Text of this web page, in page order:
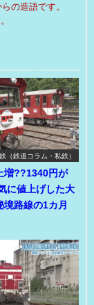
の造語です。
（鉄道コラム・私鉄）
増??1340円が
に値上げした大
境路線の1カ月